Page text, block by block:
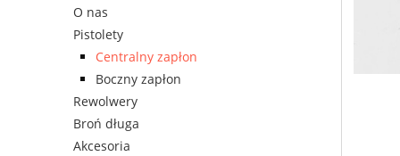
O nas
Pistolety
Centralny zapłon
Boczny zapłon
Rewolwery
Broń długa
Akcesoria